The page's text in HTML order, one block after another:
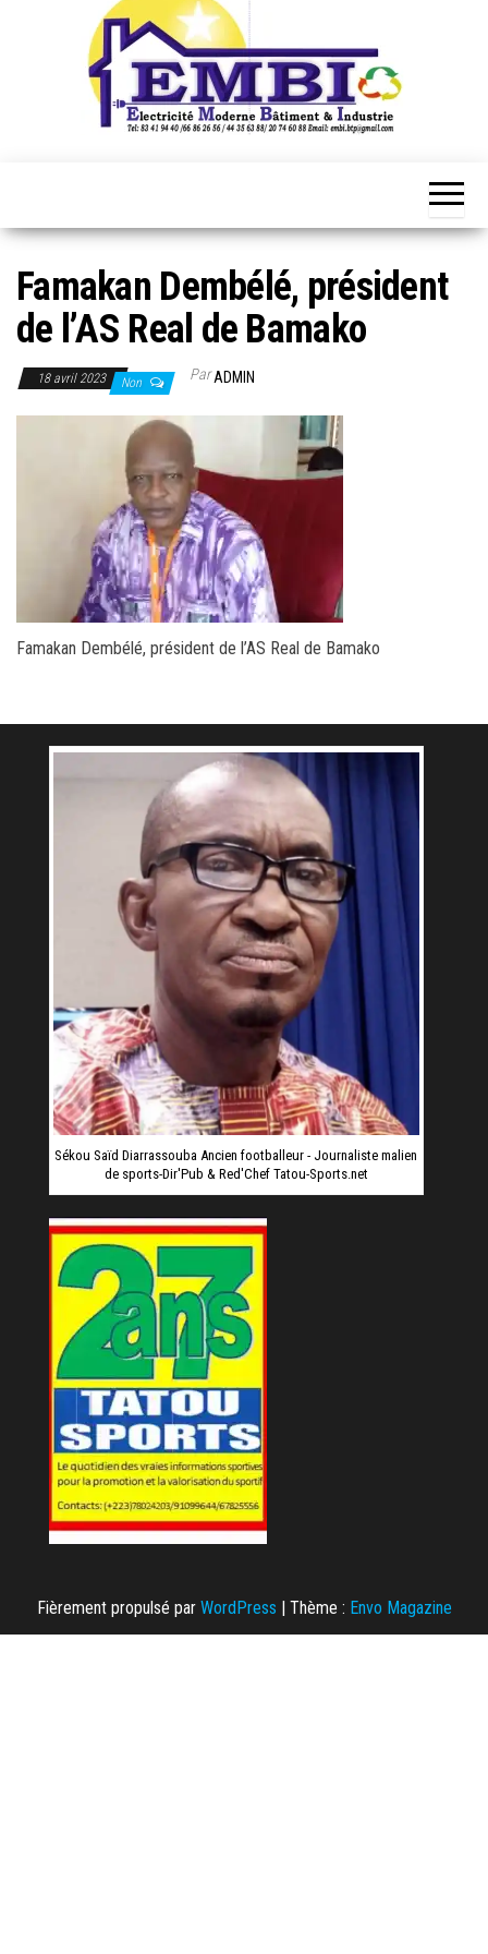
Famakan Dembélé, président
de l’AS Real de Bamako
18 avril 2023 Non ParADMIN
Famakan Dembélé, président de l’AS Real de Bamako
Sékou Saïd Diarrassouba Ancien footballeur - Journaliste malien
de sports-Dir'Pub & Red'Chef Tatou-Sports.net
Fièrement propulsé par WordPress | Thème : Envo Magazine